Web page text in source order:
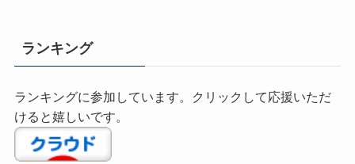
ランキング
ランキングに参加しています。クリックして応援いただ
けると嬉しいです。